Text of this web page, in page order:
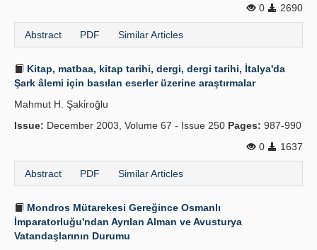
0
2690
Abstract PDF Similar Articles
Kitap, matbaa, kitap tarihi, dergi, dergi tarihi, İtalya'da
Şark âlemi için basılan eserler üzerine araştırmalar
Mahmut H. Şaki̇roğlu
Issue: December 2003, Volume 67 - Issue 250 Pages: 987-990
0
1637
Abstract PDF Similar Articles
Mondros Mütarekesi Gereğince Osmanlı
İmparatorluğu'ndan Ayrılan Alman ve Avusturya
Vatandaşlarının Durumu